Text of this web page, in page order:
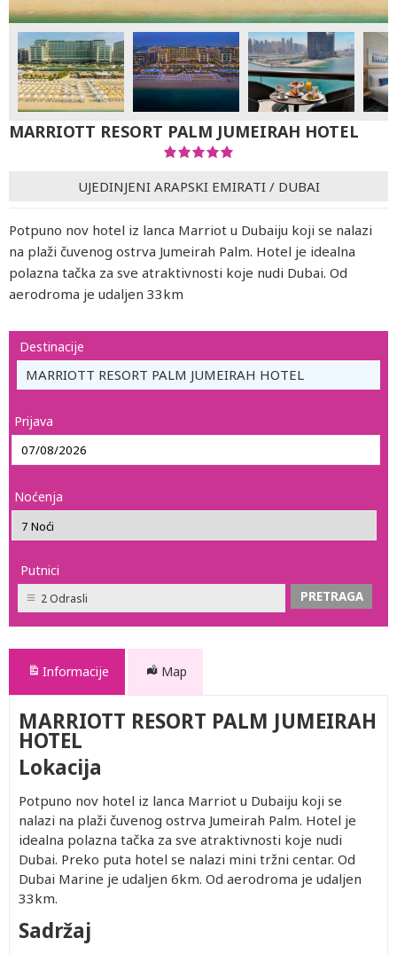
MARRIOTT RESORT PALM JUMEIRAH HOTEL
UJEDINJENI ARAPSKI EMIRATI/ DUBAI
Potpuno nov hotel iz lanca Marriot u Dubaiju koji se nalazi
na plaži čuvenog ostrva Jumeirah Palm. Hotel je idealna
polazna tačka za sve atraktivnosti koje nudi Dubai. Od
aerodroma je udaljen 33km
Destinacije
MARRIOTT RESORT PALM JUMEIRAH HOTEL
Prijava
Noćenja
Putnici
2 Odrasli
Informacije Map
MARRIOTT RESORT PALM JUMEIRAH
HOTEL
Lokacija
Potpuno nov hotel iz lanca Marriot u Dubaiju koji se
nalazi na plaži čuvenog ostrva Jumeirah Palm. Hotel je
idealna polazna tačka za sve atraktivnosti koje nudi
Dubai. Preko puta hotel se nalazi mini tržni centar. Od
Dubai Marine je udaljen 6km. Od aerodroma je udaljen
33km.
Sadržaj